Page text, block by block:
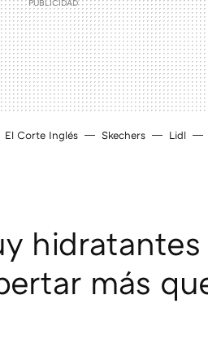
El Corte Inglés Skechers Lidl
más